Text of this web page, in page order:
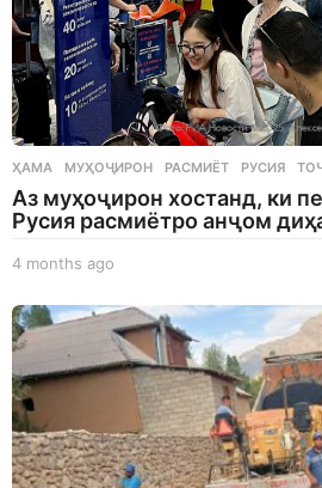
ҲАМА МУҲОҶИРОН ,РАСМИЁТ ,РУСИЯ ,
Аз муҳоҷирон хостанд, ки
Русия расмиётро анҷом
4 months ago
o
n
t
h
g
o